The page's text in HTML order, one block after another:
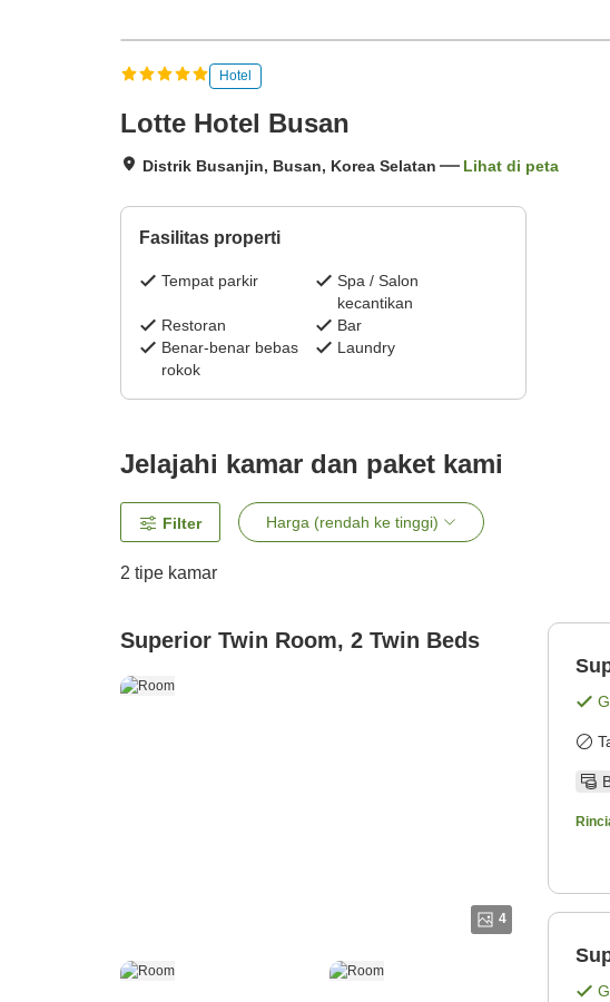
Hotel
Lotte Hotel Busan
Distrik Busanjin, Busan, Korea Selatan Lihat di peta
Fasilitas properti
Tempat parkir
Spa / Salon
kecantikan
Restoran
Bar
Benar-benar bebas
rokok
Laundry
Jelajahi kamar dan paket kami
Filter Harga (rendah ke tinggi)
2 tipe kamar
Superior Twin Room, 2 Twin Beds
4